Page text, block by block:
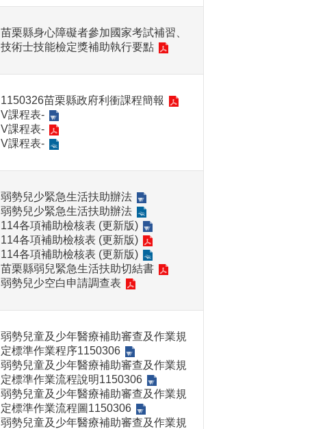
苗栗縣身心障礙者參加國家考試補習、
技術士技能檢定獎補助執行要點
1150326苗栗縣政府利衝課程簡報
V課程表-
V課程表-
V課程表-
弱勢兒少緊急生活扶助辦法
弱勢兒少緊急生活扶助辦法
114各項補助檢核表 (更新版)
114各項補助檢核表 (更新版)
114各項補助檢核表 (更新版)
苗栗縣弱兒緊急生活扶助切結書
弱勢兒少空白申請調查表
弱勢兒童及少年醫療補助審查及作業規
定標準作業程序1150306
弱勢兒童及少年醫療補助審查及作業規
定標準作業流程說明1150306
弱勢兒童及少年醫療補助審查及作業規
定標準作業流程圖1150306
弱勢兒童及少年醫療補助審查及作業規